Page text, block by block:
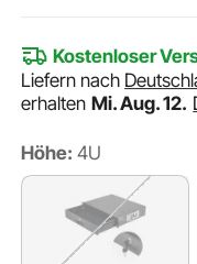
Kostenloser
Liefern nach
erhalten Mi. Aug. 12.
Höhe: 4U